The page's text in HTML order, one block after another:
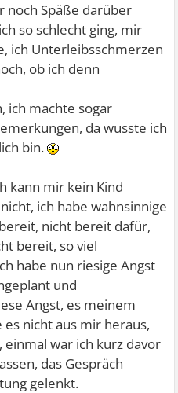
noch Späße darüber
so schlecht ging, mir
ich Unterleibsschmerzen
ob ich denn
ich machte sogar
da wusste ich
bin.
kann mir kein Kind
ich habe wahnsinnige
nicht bereit dafür,
bereit, so viel
habe nun riesige Angst
und
Angst, es meinem
es nicht aus mir heraus,
einmal war ich kurz davor
das Gespräch
gelenkt.